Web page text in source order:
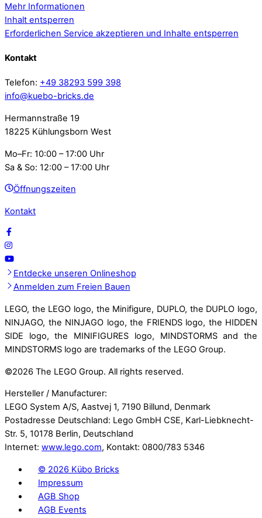
Mehr Informationen
Inhalt entsperren
Erforderlichen Service akzeptieren und Inhalte entsperren
Kontakt
Telefon: +49 38293 599 398
info@kuebo-bricks.de
Hermannstraße 19
18225 Kühlungsborn West
Mo–Fr: 10:00 – 17:00 Uhr
Sa & So: 12:00 – 17:00 Uhr
Öffnungszeiten
Kontakt
Entdecke unseren Onlineshop
Anmelden zum Freien Bauen
LEGO, the LEGO logo, the Minifigure, DUPLO, the DUPLO logo,
NINJAGO, the NINJAGO logo, the FRIENDS logo, the HIDDEN
SIDE logo, the MINIFIGURES logo, MINDSTORMS and the
MINDSTORMS logo are trademarks of the LEGO Group.
©2026 The LEGO Group. All rights reserved.
Hersteller / Manufacturer:
LEGO System A/S, Aastvej 1, 7190 Billund, Denmark
Postadresse Deutschland: Lego GmbH CSE, Karl-Liebknecht-
Str. 5, 10178 Berlin, Deutschland
Internet: www.lego.com, Kontakt: 0800/783 5346
© 2026 Kübo Bricks
Impressum
AGB Shop
AGB Events